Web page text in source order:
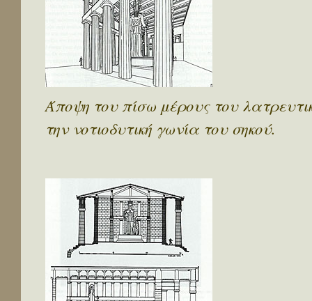
Άποψη του πίσω μέρους του
την νοτιοδυτική γωνία του σηκού.